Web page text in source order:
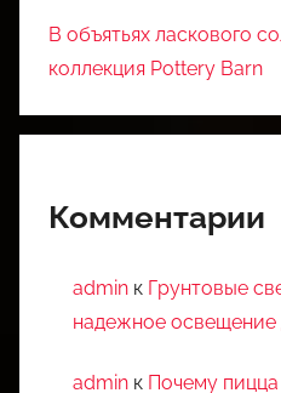
В объятьях ласкового
коллекция Pottery Barn
Комментарии
admin к Грунтовые
надежное освещение
admin к Почему